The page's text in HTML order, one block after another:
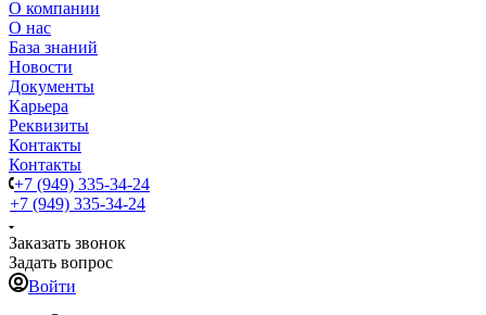
О компании
О нас
База знаний
Новости
Документы
Карьера
Реквизиты
Контакты
Контакты
+7 (949) 335-34-24
+7 (949) 335-34-24
Заказать звонок
Задать вопрос
Войти